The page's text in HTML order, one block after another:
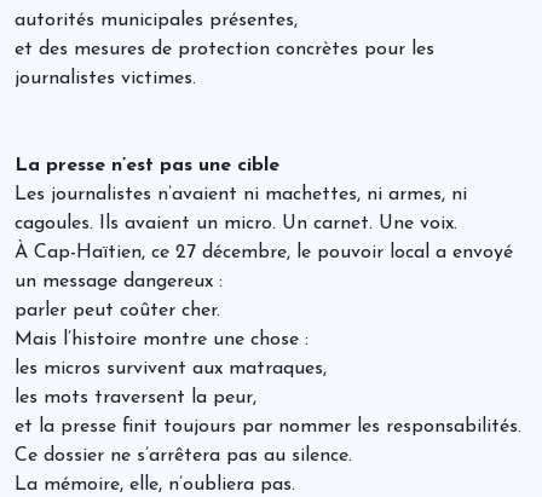
autorités municipales présentes,
et des mesures de protection concrètes pour les
journalistes victimes.
La presse n’est pas une cible
Les journalistes n’avaient ni machettes, ni armes, ni
cagoules. Ils avaient un micro. Un carnet. Une voix.
À Cap-Haïtien, ce 27 décembre, le pouvoir local a envoyé
un message dangereux :
parler peut coûter cher.
Mais l’histoire montre une chose :
les micros survivent aux matraques,
les mots traversent la peur,
et la presse finit toujours par nommer les responsabilités.
Ce dossier ne s’arrêtera pas au silence.
La mémoire, elle, n’oubliera pas.